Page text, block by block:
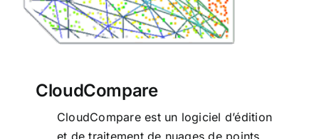
CloudCompare
CloudCompare est un logiciel d’édition